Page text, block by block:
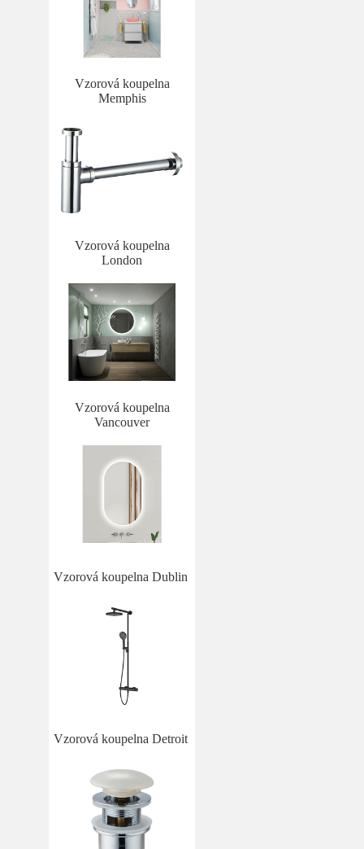
Vzorová koupelna
Memphis
Vzorová koupelna
London
Vzorová koupelna
Vancouver
Vzorová koupelna Dublin
Vzorová koupelna Detroit